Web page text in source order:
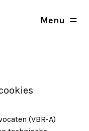
Menu
(VBR-A)